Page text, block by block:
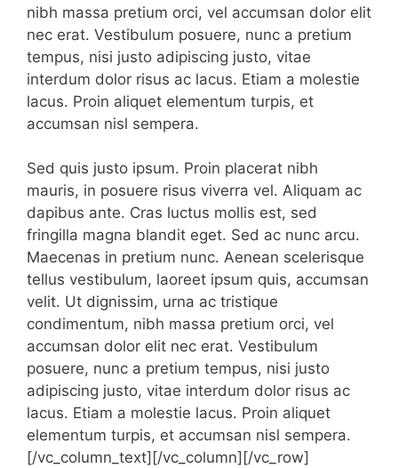
nibh massa pretium orci, vel accumsan dolor elit
nec erat. Vestibulum posuere, nunc a pretium
tempus, nisi justo adipiscing justo, vitae
interdum dolor risus ac lacus. Etiam a molestie
lacus. Proin aliquet elementum turpis, et
accumsan nisl sempera.
Sed quis justo ipsum. Proin placerat nibh
mauris, in posuere risus viverra vel. Aliquam ac
dapibus ante. Cras luctus mollis est, sed
fringilla magna blandit eget. Sed ac nunc arcu.
Maecenas in pretium nunc. Aenean scelerisque
tellus vestibulum, laoreet ipsum quis, accumsan
velit. Ut dignissim, urna ac tristique
condimentum, nibh massa pretium orci, vel
accumsan dolor elit nec erat. Vestibulum
posuere, nunc a pretium tempus, nisi justo
adipiscing justo, vitae interdum dolor risus ac
lacus. Etiam a molestie lacus. Proin aliquet
elementum turpis, et accumsan nisl sempera.
[/vc_column_text][/vc_column][/vc_row]